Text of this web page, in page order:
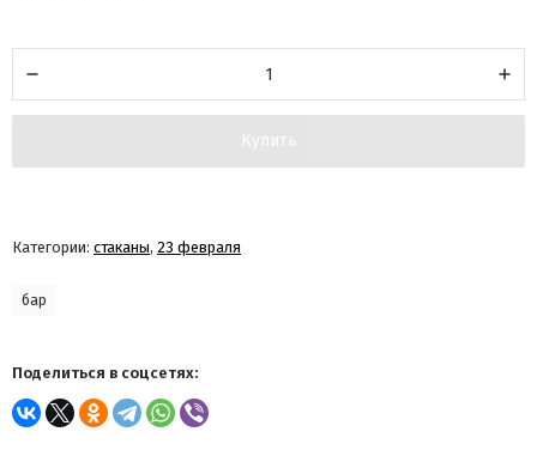
Купить
Категории: стаканы, 23 февраля
бар
Поделиться в соцсетях: